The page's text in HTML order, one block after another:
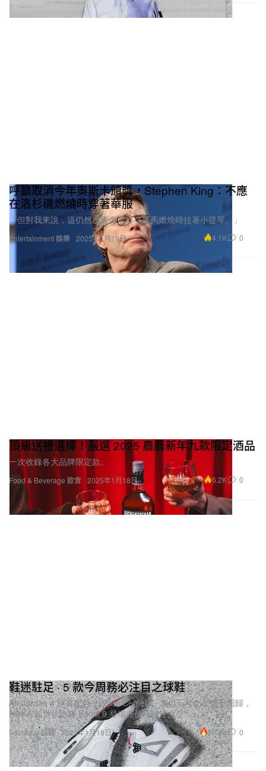
Entertainment 娛樂
呼籲取消今年奧斯卡頒獎，Stephen King：不應
在洛杉磯燃燒時穿著華服
「但對我來說，這仍然感覺像尼祿在羅馬燃燒時拉著小提琴。」
2025年1月19日 4.1K 0
Food & Beverage 飲食
頂級送禮選擇！嚴選 2025 農曆新年九款限定酒品
一次收錄各大品牌限定款。
2025年1月18日 6.2K 0
Footwear 球鞋
鞋迷駐足 · 5 款今周務必注目之球鞋
Air Jordan 4 經典配色「White Cement」將以元年之姿復刻回歸，
HOKA 新世代跑鞋 Bondi 9 登場亦值得關注。
2025年1月18日 20.4K 0